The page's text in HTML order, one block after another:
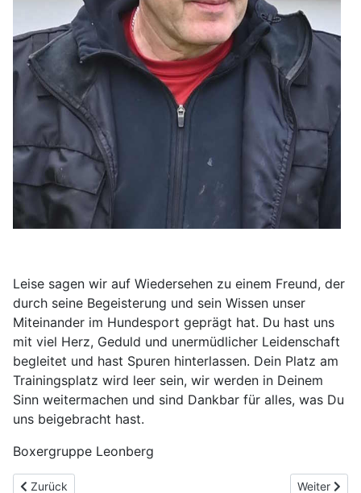
Leise sagen wir auf Wiedersehen zu einem Freund, der
durch seine Begeisterung und sein Wissen unser
Miteinander im Hundesport geprägt hat. Du hast uns
mit viel Herz, Geduld und unermüdlicher Leidenschaft
begleitet und hast Spuren hinterlassen. Dein Platz am
Trainingsplatz wird leer sein, wir werden in Deinem
Sinn weitermachen und sind Dankbar für alles, was Du
uns beigebracht hast.
Boxergruppe Leonberg
Vorheriger Beitrag: Der Sommer ist da
Zurück Nächster
Weiter